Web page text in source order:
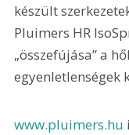
készült
Pluimers HR
„összefújása” a
egyenletlenségek
www.pluimers.hu